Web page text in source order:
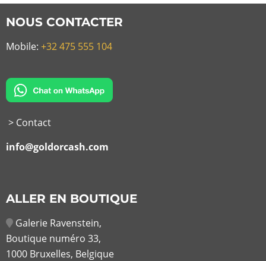
NOUS CONTACTER
Mobile: +32 475 555 104
> Contact
info@goldorcash.com
ALLER EN BOUTIQUE
Galerie Ravenstein,
Boutique numéro 33,
1000 Bruxelles, Belgique